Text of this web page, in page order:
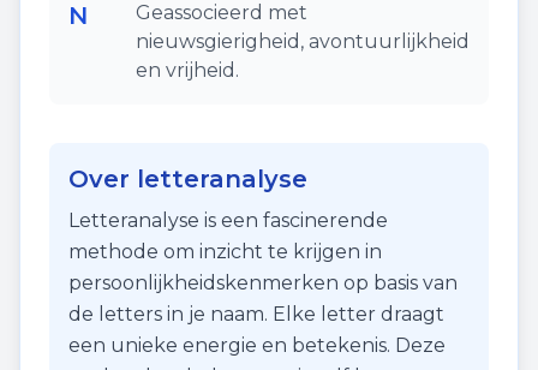
N
Geassocieerd met
nieuwsgierigheid, avontuurlijkheid
en vrijheid.
Over letteranalyse
Letteranalyse is een fascinerende
methode om inzicht te krijgen in
persoonlijkheidskenmerken op basis van
de letters in je naam. Elke letter draagt
een unieke energie en betekenis. Deze